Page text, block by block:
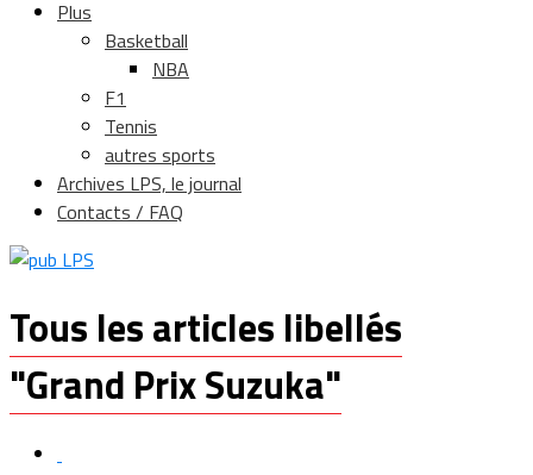
Plus
Basketball
NBA
F1
Tennis
autres sports
Archives LPS, le journal
Contacts / FAQ
Tous les articles libellés
"Grand Prix Suzuka"